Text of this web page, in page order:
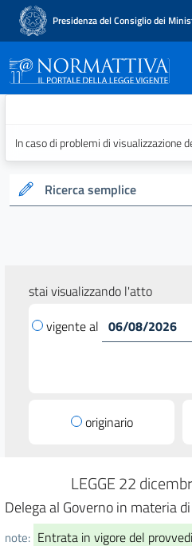
Presidenza del Consiglio dei
Normattiva -
In caso di problemi di visualizzazione
Ricerca semplice
stai visualizzando l'atto
vigente al
originario
LEGGE 22
Delega al Governo in materia
note: Entrata in vigore del